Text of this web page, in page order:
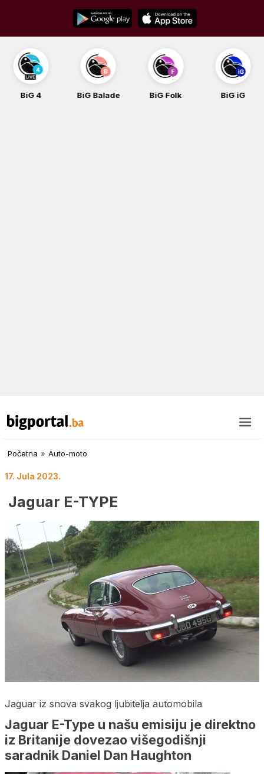
content
BiG 4 BiG Balade BiG Folk BiG iG
Početna » Auto-moto
17. Jula 2023.
Jaguar E-TYPE
Jaguar iz snova svakog ljubitelja automobila
Jaguar E-Type u našu emisiju je direktno
iz Britanije dovezao višegodišnji
saradnik Daniel Dan Haughton